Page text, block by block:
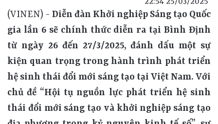
(VINEN) - Diễn đàn Khởi nghiệp Sáng tạo Quốc
gia lần 6 sẽ chính thức diễn ra tại Bình Định
từ ngày 26 đến 27/3/2025, đánh dấu một sự
kiện quan trọng trong hành trình phát triển
hệ sinh thái đổi mới sáng tạo tại Việt Nam. Với
chủ đề “Hội tụ nguồn lực phát triển hệ sinh
thái đổi mới sáng tạo và khởi nghiệp sáng tạo